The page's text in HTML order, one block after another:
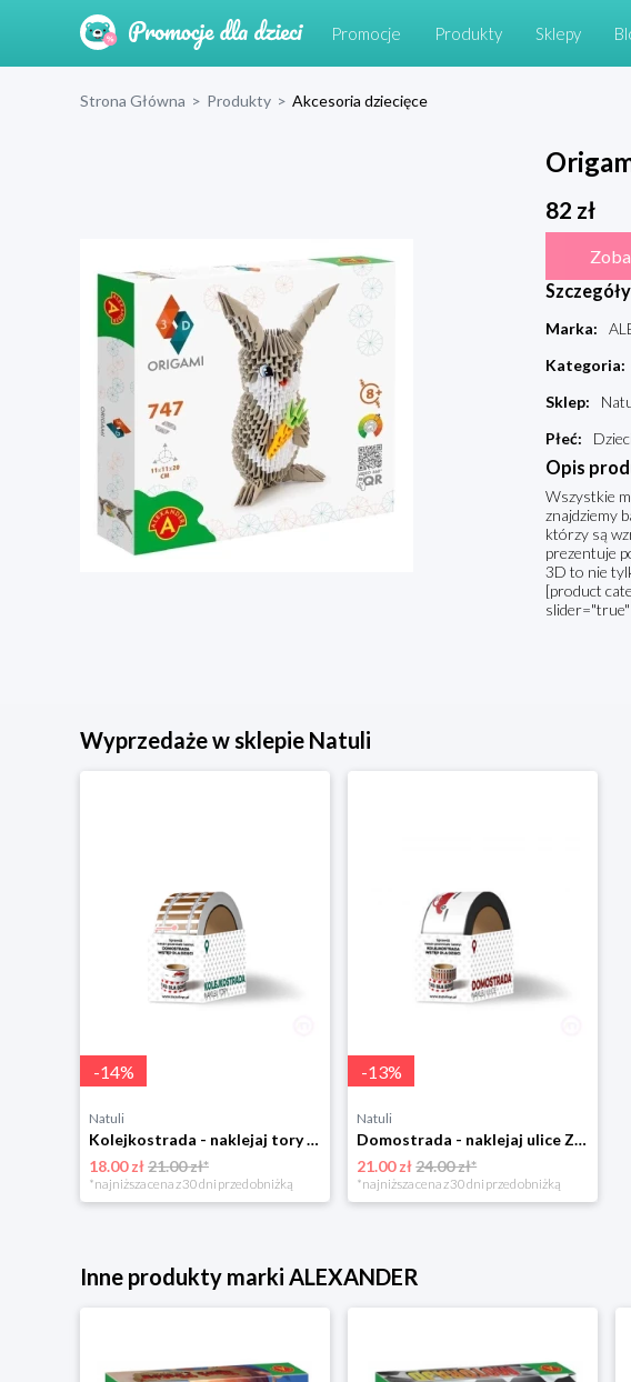
Promocje Produkty Sklepy
Strona Główna > Produkty > Akcesoria dziecięce
82 zł
Marka:
Kategoria:
Sklep:
Płeć:
Opis
Wszystkie
znajdziemy
którzy są
prezentuje
3D to nie
[product
Wyprzedaże w sklepie Natuli
-14%
Natuli
Kolejkostrada - naklejaj tory Zuzutoys
18.00 zł21.00 zł*
*najniższa cena z 30 dni przed obniżką
-13%
Natuli
Domostrada - naklejaj ulice Zuzutoys
21.00 zł24.00 zł*
*najniższa cena z 30 dni przed obniżką
Inne produkty marki ALEXANDER